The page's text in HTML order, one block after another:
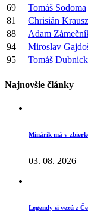
69
Tomáš Sodoma
81
Chrisián Krausz
88
Adam
94
Miroslav
95
Tomáš
Najnovšie články
Minárik má v
03. 08. 2026
Legendy si vezú z